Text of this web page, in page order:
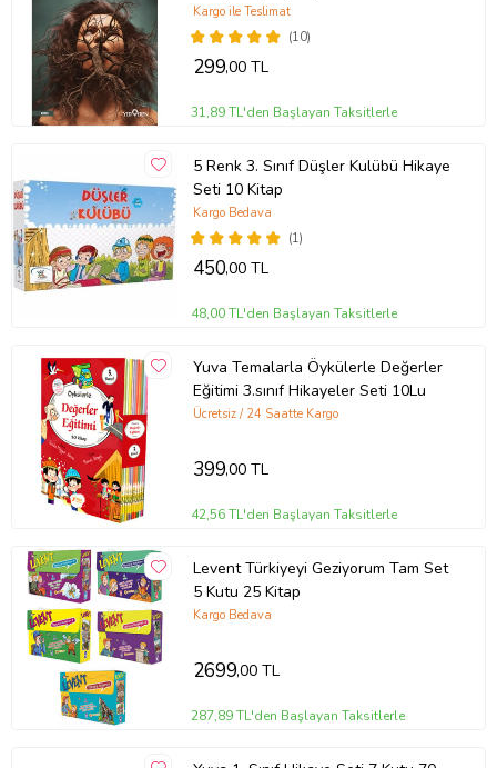
(10)
Kargo ile Teslimat
299,00 TL
31,89 TL'den Başlayan Taksitlerle
5 Renk 3. Sınıf Düşler Kulübü Hikaye
Seti 10 Kitap
(1)
Kargo Bedava
450,00 TL
48,00 TL'den Başlayan Taksitlerle
Yuva Temalarla Öykülerle Değerler
Eğitimi 3.sınıf Hikayeler Seti 10Lu
Ücretsiz / 24 Saatte Kargo
399,00 TL
42,56 TL'den Başlayan Taksitlerle
Levent Türkiyeyi Geziyorum Tam Set
5 Kutu 25 Kitap
Kargo Bedava
2699,00 TL
287,89 TL'den Başlayan Taksitlerle